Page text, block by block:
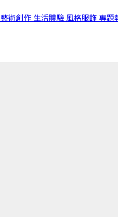
藝術創作 生活體驗 風格服飾 專題